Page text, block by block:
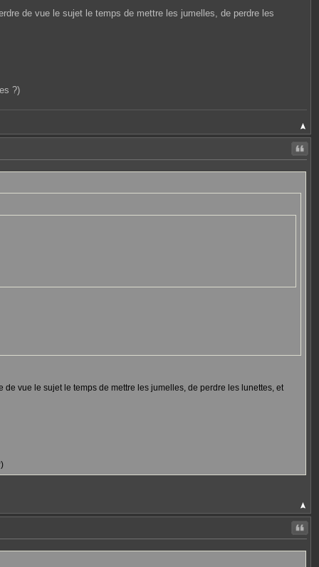
de vue le sujet le temps de mettre les jumelles, de perdre les
?)
Citer
vue le sujet le temps de mettre les jumelles, de perdre les lunettes, et
Citer